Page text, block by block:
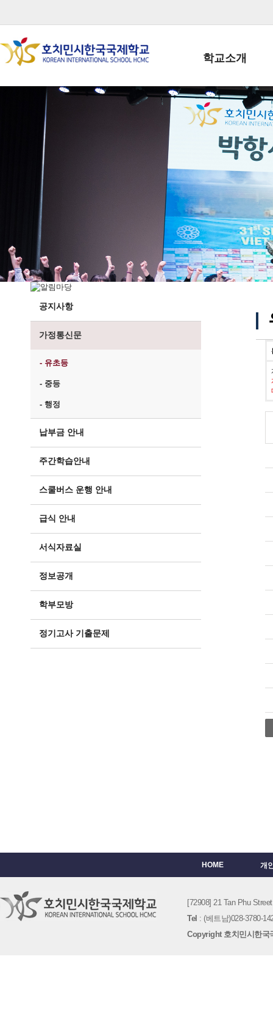
학교소개
학교장인사말
학생회장인사말
학교상징
학교 CI
교직원현황
학생현황
위치/전화
전경사진
공지사항
가정통신문
- 유초등
- 중등
- 행정
납부금 안내
주간학습안내
스쿨버스 운행 안내
급식 안내
서식자료실
정보공개
학부모방
정기고사 기출문제
HOME 개
[72908] 21 Tan Phu
Tel : (베트남)028-3780-
Copyright 호치민시한국